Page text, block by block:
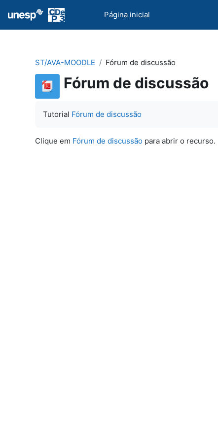
UNESP Página inicial
ST/AVA-MOODLE Fórum de discussão
Fórum de discussão
Tutorial Fórum de discussão
Clique em Fórum de discussão para abrir o recurso.